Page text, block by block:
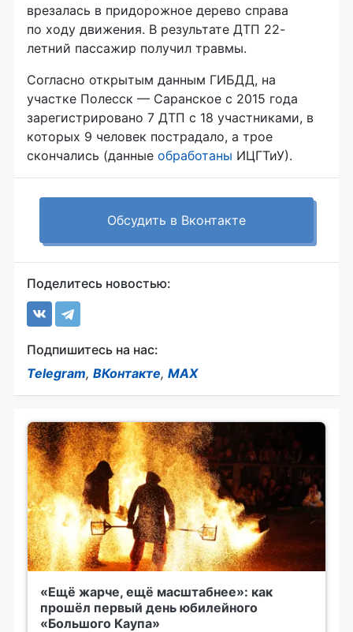
врезалась в придорожное дерево справа
по ходу движения. В результате ДТП 22-
летний пассажир получил травмы.
Согласно открытым данным ГИБДД, на
участке Полесск — Саранское с 2015 года
зарегистрировано 7 ДТП с 18 участниками, в
которых 9 человек пострадало, а трое
скончались (данные обработаны ИЦГТиУ).
Обсудить в Вконтакте
Поделитесь новостью:
Подпишитесь на нас:
Telegram, ВКонтакте, MAX
«Ещё жарче, ещё масштабнее»: как
прошёл первый день юбилейного
«Большого Каупа»